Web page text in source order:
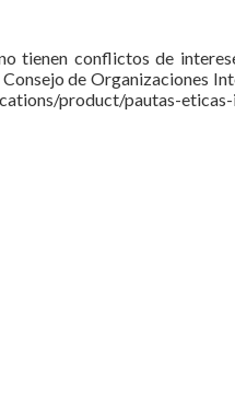
conflictos de
de Organizaciones
pautas-eticas-